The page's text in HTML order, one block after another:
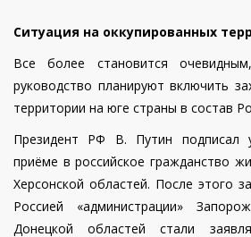
Ситуация на оккупированных
Все более становится
руководство планируют включить
территории на юге страны в состав
Президент РФ В. Путин подписал
приёме в российское гражданство
Херсонской областей. После этого
Россией «администрации»
Донецкой областей стали